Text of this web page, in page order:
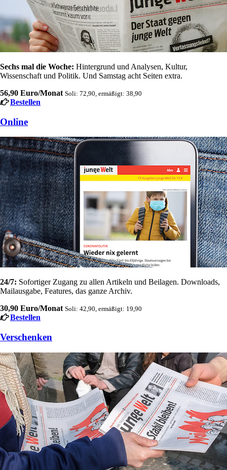
Sechs mal die Woche: Hintergrund und Analysen, Kultur,
Wissenschaft und Politik. Und Samstag acht Seiten extra.
56,90 Euro/Monat Soli: 72,90, ermäßigt: 38,90
Bestellen
Online
24/7: Sofortiger Zugang zu allen Artikeln und Beilagen. Downloads,
Mailausgabe, Features, das ganze Archiv.
30,90 Euro/Monat Soli: 42,90, ermäßigt: 19,90
Bestellen
Verschenken